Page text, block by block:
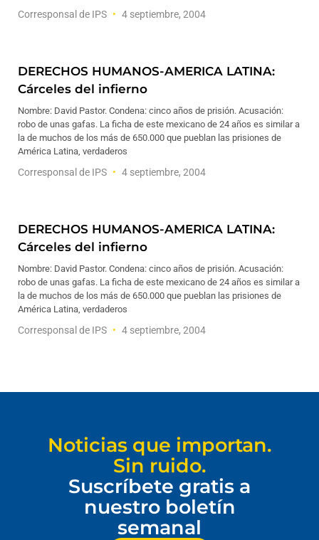
Corresponsal de IPS 4 septiembre, 2004
DERECHOS HUMANOS-AMERICA LATINA:
Cárceles del infierno
Nombre: David Pastor. Condena: cinco años de prisión. Acusación:
robo de unas gafas. La ficha de este mexicano de 24 años es similar a
la de muchos de los más de 650.000 que pueblan las prisiones de
América Latina, verdaderos
Corresponsal de IPS 4 septiembre, 2004
DERECHOS HUMANOS-AMERICA LATINA:
Cárceles del infierno
Nombre: David Pastor. Condena: cinco años de prisión. Acusación:
robo de unas gafas. La ficha de este mexicano de 24 años es similar a
la de muchos de los más de 650.000 que pueblan las prisiones de
América Latina, verdaderos
Corresponsal de IPS 4 septiembre, 2004
Noticias que importan.
Sin ruido.
Suscríbete gratis a
nuestro boletín
semanal